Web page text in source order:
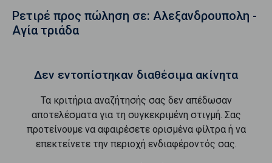
Ρετιρέ προς πώληση σε: Αλεξανδρουπολη -
Αγία τριάδα
Δεν εντοπίστηκαν διαθέσιμα ακίνητα
Τα κριτήρια αναζήτησής σας δεν απέδωσαν
αποτελέσματα για τη συγκεκριμένη στιγμή. Σας
προτείνουμε να αφαιρέσετε ορισμένα φίλτρα ή να
επεκτείνετε την περιοχή ενδιαφέροντός σας.